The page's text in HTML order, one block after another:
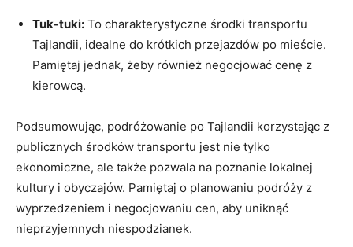
Tuk-tuki: To ⁣charakterystyczne środki transportu
Tajlandii, idealne do krótkich przejazdów ⁤po⁤ mieście.
Pamiętaj jednak, żeby również negocjować ‌cenę ⁤z
‌kierowcą.
Podsumowując,‌ podróżowanie po Tajlandii⁣ korzystając z
publicznych środków transportu jest nie tylko
ekonomiczne, ale ⁢także pozwala na poznanie lokalnej
kultury ​i obyczajów. ⁢Pamiętaj‌ o planowaniu podróży z ​
wyprzedzeniem⁤ i negocjowaniu cen, aby uniknąć
nieprzyjemnych niespodzianek.